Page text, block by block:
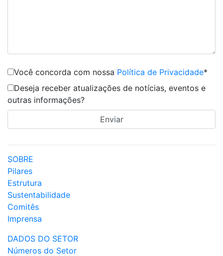
Você concorda com nossa Política de Privacidade*
Deseja receber atualizações de notícias, eventos e
outras informações?
SOBRE
Pilares
Estrutura
Sustentabilidade
Comitês
Imprensa
DADOS DO SETOR
Números do Setor